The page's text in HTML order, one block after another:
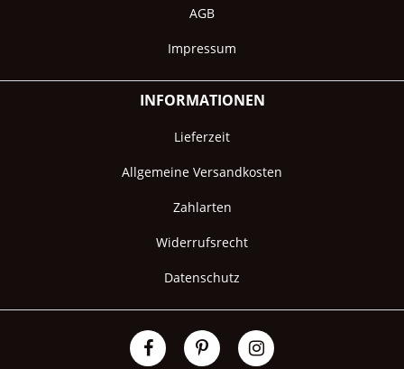
AGB
Impressum
INFORMATIONEN
Lieferzeit
Allgemeine Versandkosten
Zahlarten
Widerrufsrecht
Datenschutz